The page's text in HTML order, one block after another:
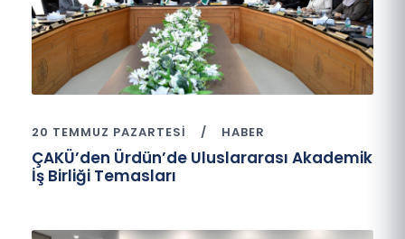
20 TEMMUZ PAZARTESI HABER
ÇAKÜ’den Ürdün’de Uluslararası Akademik
İş Birliği Temasları